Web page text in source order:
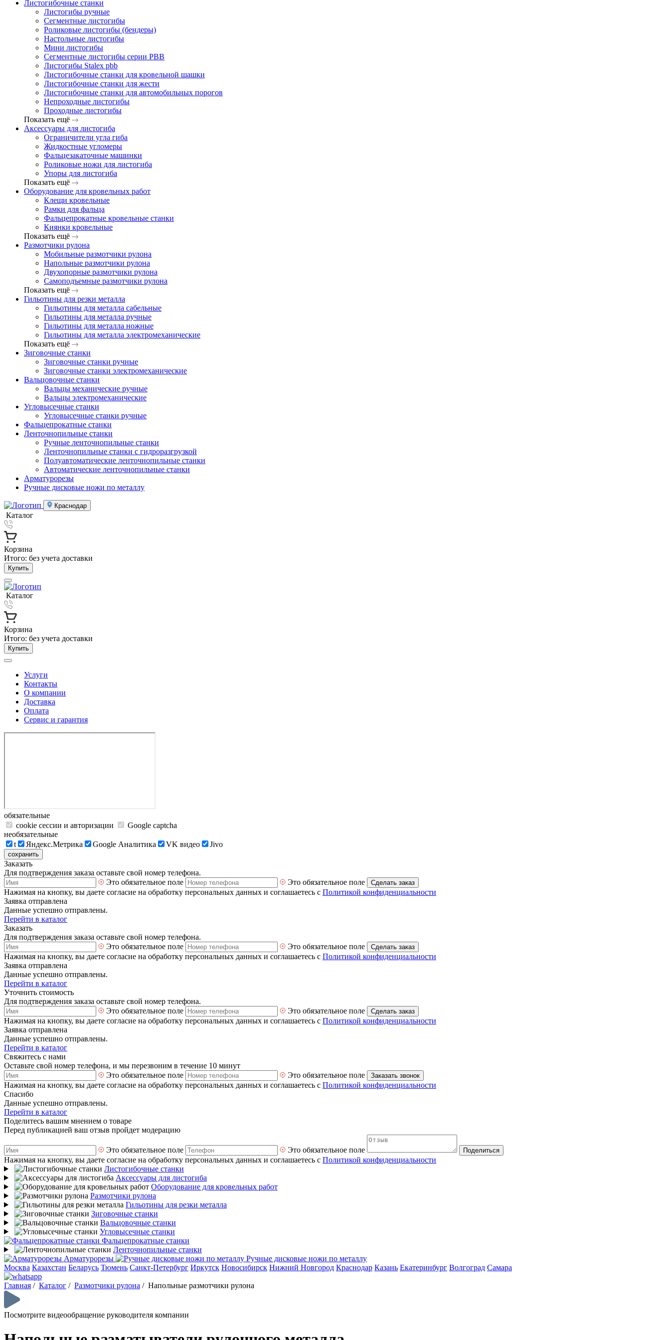
Листогибочные станки
Листогибы ручные
Сегментные листогибы
Роликовые листогибы (бендеры)
Настольные листогибы
Мини листогибы
Сегментные листогибы серии PBB
Листогибы Stalex pbb
Листогибочные станки для кровельной шашки
Листогибочные станки для жести
Листогибочные станки для автомобильных порогов
Непроходные листогибы
Проходные листогибы
Показать ещё
Аксессуары для листогиба
Ограничители угла гиба
Жидкостные угломеры
Фальцезакаточные машинки
Роликовые ножи для листогиба
Упоры для листогиба
Показать ещё
Оборудование для кровельных работ
Клещи кровельные
Рамки для фальца
Фальцепрокатные кровельные станки
Киянки кровельные
Показать ещё
Размотчики рулона
Мобильные размотчики рулона
Напольные размотчики рулона
Двухопорные размотчики рулона
Самоподъемные размотчики рулона
Показать ещё
Гильотины для резки металла
Гильотины для металла сабельные
Гильотины для металла ручные
Гильотины для металла ножные
Гильотины для металла электромеханические
Показать ещё
Зиговочные станки
Зиговочные станки ручные
Зиговочные станки электромеханические
Вальцовочные станки
Вальцы механические ручные
Вальцы электромеханические
Угловысечные станки
Угловысечные станки ручные
Фальцепрокатные станки
Ленточнопильные станки
Ручные ленточнопильные станки
Ленточнопильные станки с гидроразгрузкой
Полуавтоматические ленточнопильные станки
Автоматические ленточнопильные станки
Арматурорезы
Ручные дисковые ножи по металлу
Краснодар
Каталог
Корзина
Итого: без учета доставки
Купить
Каталог
Корзина
Итого: без учета доставки
Купить
Услуги
Контакты
О компании
Доставка
Оплата
Сервис и гарантия
обязательные
cookie сессии и авторизации
Google captcha
необязательные
t
Яндекс.Метрика Google Аналитика VK видео Jivo
сохранить
Заказать
Для подтверждения заказа оставьте свой номер телефона.
Это обязательное поле
Это обязательное поле Сделать заказ
Нажимая на кнопку, вы даете согласие на обработку персональных данных и соглашаетесь с Политикой конфиденциальности
Заявка отправлена
Данные успешно отправлены.
Перейти в каталог
Заказать
Для подтверждения заказа оставьте свой номер телефона.
Это обязательное поле
Это обязательное поле Сделать заказ
Нажимая на кнопку, вы даете согласие на обработку персональных данных и соглашаетесь с Политикой конфиденциальности
Заявка отправлена
Данные успешно отправлены.
Перейти в каталог
Уточнить стоимость
Для подтверждения заказа оставьте свой номер телефона.
Это обязательное поле
Это обязательное поле Сделать заказ
Нажимая на кнопку, вы даете согласие на обработку персональных данных и соглашаетесь с Политикой конфиденциальности
Заявка отправлена
Данные успешно отправлены.
Перейти в каталог
Свяжитесь с нами
Оставьте свой номер телефона, и мы перезвоним в течение 10 минут
Это обязательное поле
Это обязательное поле Заказать звонок
Нажимая на кнопку, вы даете согласие на обработку персональных данных и соглашаетесь с Политикой конфиденциальности
Спасибо
Данные успешно отправлены.
Перейти в каталог
Поделитесь вашим мнением о товаре
Перед публикацией ваш отзыв пройдет модерацию
Это обязательное поле Это обязательное поле Поделиться
Нажимая на кнопку, вы даете согласие на обработку персональных данных и соглашаетесь с Политикой конфиденциальности
Листогибочные станки
Аксессуары для листогиба
Оборудование для кровельных работ
Размотчики рулона
Гильотины для резки металла
Зиговочные станки
Вальцовочные станки
Угловысечные станки
Фальцепрокатные станки
Ленточнопильные станки
Арматурорезы
Ручные дисковые ножи по металлу
Москва Казахстан Беларусь Тюмень Санкт-Петербург Иркутск Новосибирск Нижний Новгород Краснодар Казань Екатеринбург Волгоград Самара
Главная / Каталог / Размотчики рулона / Напольные размотчики рулона
Посмотрите видеообращение руководителя компании